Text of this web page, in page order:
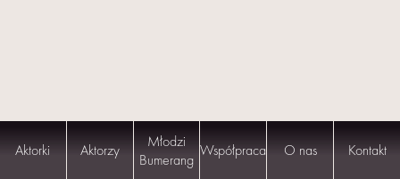
Aktorki Aktorzy
Młodzi
Bumerang Współpraca O nas Kontakt